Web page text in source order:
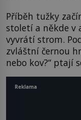
Příběh tužky
století a někde v
vyvrátí strom.
zvláštní černou
nebo kov?“ ptají
Reklama